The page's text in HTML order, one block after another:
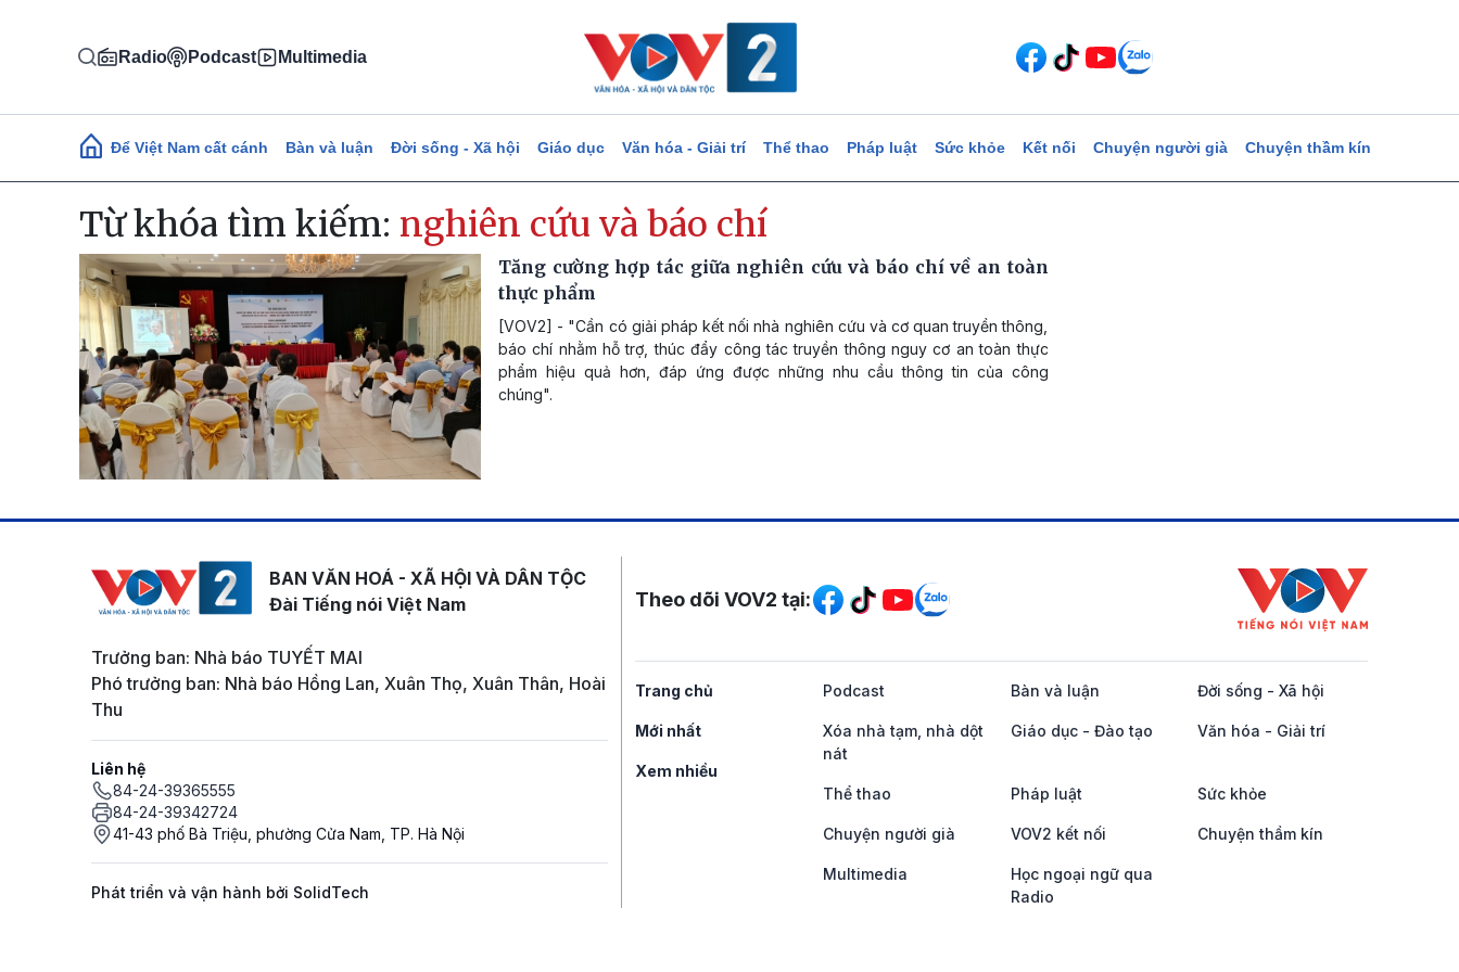
Radio Podcast Multimedia
Main navigation
Để Việt Nam cất cánh Bàn và luận Đời sống - Xã hội Giáo dục Văn hóa - Giải trí Thể thao Pháp luật Sức khỏe Kết nối Chuyện người già Chuyện thầm kín
Từ khóa tìm kiếm: nghiên cứu và báo chí
Tăng cường hợp tác giữa nghiên cứu và báo chí về an toàn
thực phẩm
[VOV2] - "Cần có giải pháp kết nối nhà nghiên cứu và cơ quan truyền thông,
báo chí nhằm hỗ trợ, thúc đẩy công tác truyền thông nguy cơ an toàn thực
phẩm hiệu quả hơn, đáp ứng được những nhu cầu thông tin của công
chúng".
BAN VĂN HOÁ - XÃ HỘI VÀ DÂN TỘC
Đài Tiếng nói Việt Nam
Trưởng ban: Nhà báo TUYẾT MAI
Phó trưởng ban: Nhà báo Hồng Lan, Xuân Thọ, Xuân Thân, Hoài
Thu
Liên hệ
84-24-39365555
84-24-39342724
41-43 phố Bà Triệu, phường Cửa Nam, TP. Hà Nội
Phát triển và vận hành bởi SolidTech
Mạng xã hội
Theo dõi VOV2 tại:
Trang chủ
Mới nhất
Xem nhiều
Podcast Bàn và luận Đời sống - Xã hội
Xóa nhà tạm, nhà dột
nát
Giáo dục - Đào tạo Văn hóa - Giải trí
Thể thao Pháp luật Sức khỏe
Chuyện người già VOV2 kết nối Chuyện thầm kín
Multimedia
Học ngoại ngữ qua
Radio